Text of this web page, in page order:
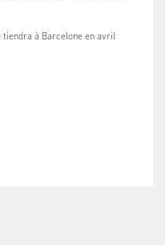
tiendra à Barcelone en avril